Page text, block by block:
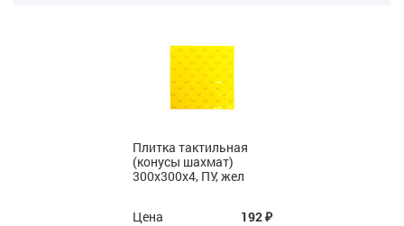
Плитка тактильная
(конусы шахмат)
300x300x4, ПУ, жел
Цена 192₽